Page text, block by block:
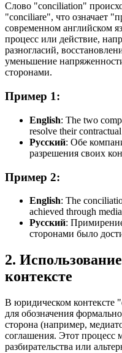
Слово "conciliation"
"conciliare", что означает
современном английском
процесс или действие,
разногласий,
уменьшение
сторонами.
Пример 1:
English: The two
resolve their
Русский: Обе
разрешения своих
Пример 2:
English: The
achieved through
Русский:
сторонами было
2.
контексте
В юридическом контексте
для обозначения
сторона (например,
соглашения. Этот процесс
разбирательства или